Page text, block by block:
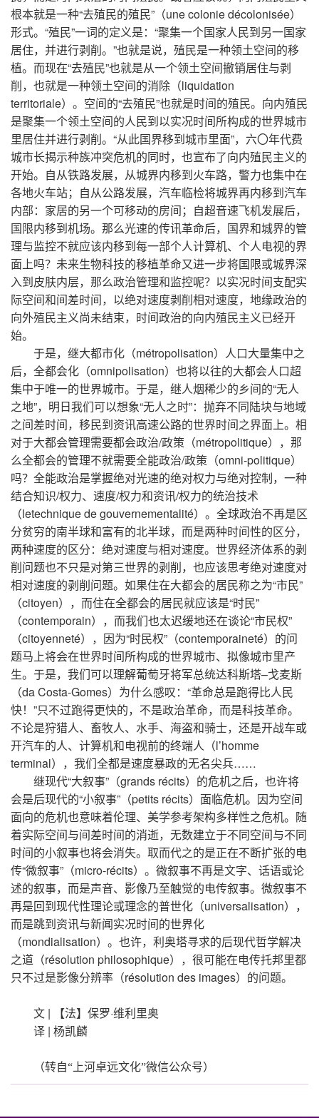
根本就是一种“去殖民的殖民”（une colonie décolonisée）
形式。“殖民”一词的定义是：“聚集一个国家人民到另一国家
居住，并进行剥削。”也就是说，殖民是一种领土空间的移
植。而现在“去殖民”也就是从一个领土空间撤销居住与剥
削，也就是一种领土空间的消除（liquidation
territoriale）。空间的“去殖民”也就是时间的殖民。向内殖民
是聚集一个领土空间的人民到以实况时间所构成的世界城市
里居住并进行剥削。“从此国界移到城市里面”，六〇年代费
城市长揭示种族冲突危机的同时，也宣布了向内殖民主义的
开始。自从铁路发展，从城界内移到火车路，警力也集中在
各地火车站；自从公路发展，汽车临检将城界再内移到汽车
内部：家居的另一个可移动的房间；自超音速飞机发展后，
国限内移到机场。那么光速的传讯革命后，国界和城界的管
理与监控不就应该内移到每一部个人计算机、个人电视的界
面上吗？未来生物科技的移植革命又进一步将国限或城界深
入到皮肤内层，那么政治管理和监控呢？以实况时间支配实
际空间和间差时间，以绝对速度剥削相对速度，地缘政治的
向外殖民主义尚未结束，时间政治的向内殖民主义已经开
始。
于是，继大都市化（métropolisation）人口大量集中之
后，全都会化（omnipolisation）也将以往的大都会人口超
集中于唯一的世界城市。于是，继人烟稀少的乡间的“无人
之地”，明日我们可以想象“无人之时”：抛弃不同陆块与地域
之间差时间，移民到资讯高速公路的世界时间之界面上。相
对于大都会管理需要都会政治/政策（métropolitique），那
么全都会的管理不就需要全能政治/政策（omni-politique）
吗？全能政治是掌握绝对光速的绝对权力与绝对控制，一种
结合知识/权力、速度/权力和资讯/权力的统治技术
（letechnique de gouvernementalité）。全球政治不再是区
分贫穷的南半球和富有的北半球，而是两种时间性的区分，
两种速度的区分：绝对速度与相对速度。世界经济体系的剥
削问题也不只是对第三世界的剥削，也应该思考绝对速度对
相对速度的剥削问题。如果住在大都会的居民称之为“市民”
（citoyen），而住在全都会的居民就应该是“时民”
（contemporain），而我们也太迟缓地还在谈论“市民权”
（citoyenneté），因为“时民权”（contemporaineté）的问
题马上将会在世界时间所构成的世界城市、拟像城市里产
生。于是，我们可以理解葡萄牙将军总统达科斯塔–戈麦斯
（da Costa-Gomes）为什么感叹：“革命总是跑得比人民
快！”只不过跑得更快的，不是政治革命，而是科技革命。
不论是狩猎人、畜牧人、水手、海盗和骑士，还是开战车或
开汽车的人、计算机和电视前的终端人（l’homme
terminal），我们全都是速度暴政的无名尖兵……
继现代“大叙事”（grands récits）的危机之后，也许将
会是后现代的“小叙事”（petits récits）面临危机。因为空间
面向的危机也意味着伦理、美学参考架构多样性之危机。随
着实际空间与间差时间的消逝，无数建立于不同空间与不同
时间的小叙事也将会消失。取而代之的是正在不断扩张的电
传“微叙事”（micro-récits）。微叙事不再是文字、话语或论
述的叙事，而是声音、影像乃至触觉的电传叙事。微叙事不
再是回到现代性理论或理念的普世化（universalisation），
而是跳到资讯与新闻实况时间的世界化
（mondialisation）。也许，利奥塔寻求的后现代哲学解决
之道（résolution philosophique），很可能在电传托邦里都
只不过是影像分辨率（résolution des images）的问题。
文 | 【法】保罗·维利里奥
译 | 杨凯麟
（转自“上河卓远文化”微信公众号）